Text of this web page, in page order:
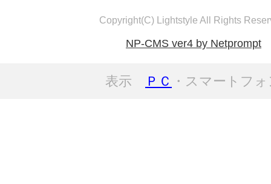
Copyright(C) Lightstyle All Rights
NP-CMS ver4 by Netprompt
表示 ＰＣ ・スマートフ